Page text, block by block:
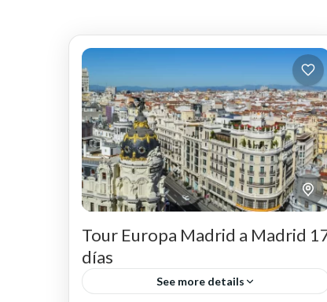
Tour Europa Madrid a Madrid
días
See more details